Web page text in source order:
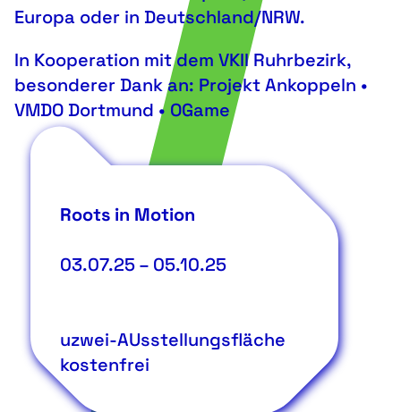
Europa oder in Deutschland/NRW.
In Kooperation mit dem VKII Ruhrbezirk,
besonderer Dank an: Projekt Ankoppeln •
VMDO Dortmund • OGame
Roots in Motion
03.07.25– 05.10.25
uzwei-AUsstellungsfläche
kostenfrei